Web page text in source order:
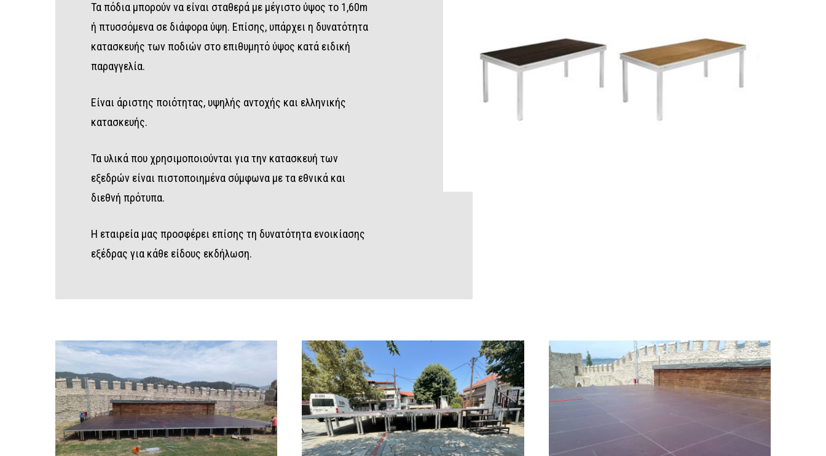
Τα πόδια μπορούν να είναι σταθερά με μέγιστο ύψος το 1,60m
ή πτυσσόμενα σε διάφορα ύψη. Επίσης, υπάρχει η δυνατότητα
κατασκευής των ποδιών στο επιθυμητό ύψος κατά ειδική
παραγγελία.
Είναι άριστης ποιότητας, υψηλής αντοχής και ελληνικής
κατασκευής.
Τα υλικά που χρησιμοποιούνται για την κατασκευή των
εξεδρών είναι πιστοποιημένα σύμφωνα με τα εθνικά και
διεθνή πρότυπα.
Η εταιρεία μας προσφέρει επίσης τη δυνατότητα ενοικίασης
εξέδρας για κάθε είδους εκδήλωση.